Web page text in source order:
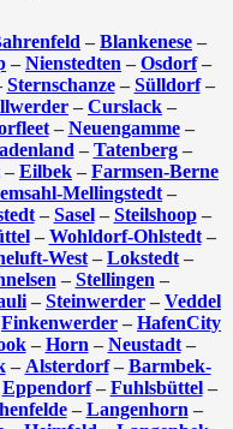
– Blankenese –
– Nienstedten – Osdorf–
Sternschanze– Sülldorf–
– Curslack –
– Neuengamme–
– Tatenberg–
– Eilbek – Farmsen-Berne
Mellingstedt –
– Sasel– Steilshoop–
– Wohldorf-Ohlstedt–
West – Lokstedt –
– Stellingen –
– Steinwerder – Veddel
Finkenwerder – HafenCity
– Horn – Neustadt–
– Alsterdorf– Barmbek-
Eppendorf– Fuhlsbüttel–
– Langenhorn –